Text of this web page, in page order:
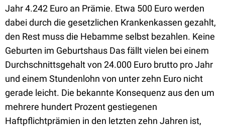
Jahr 4.242 Euro an Prämie. Etwa 500 Euro werden
dabei durch die gesetzlichen Krankenkassen gezahlt,
den Rest muss die Hebamme selbst bezahlen. Keine
Geburten im Geburtshaus Das fällt vielen bei einem
Durchschnittsgehalt von 24.000 Euro brutto pro Jahr
und einem Stundenlohn von unter zehn Euro nicht
gerade leicht. Die bekannte Konsequenz aus den um
mehrere hundert Prozent gestiegenen
Haftpflichtprämien in den letzten zehn Jahren ist,